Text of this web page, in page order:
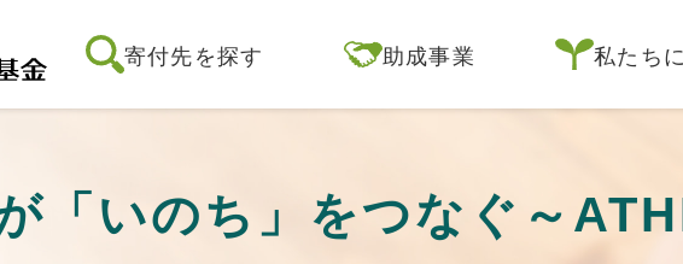
寄付先を探す 助成事業 私たち
「いのち」をつなぐ～